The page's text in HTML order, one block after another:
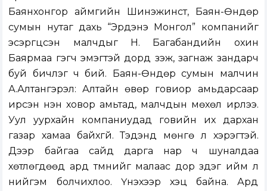
Баянхонгор аймгийн Шинэжинст, Баян-Өндөр
сумын нутаг дахь “Эрдэнэ Монгол” компанийг
эсэргүүцсэн малчдыг Н. Багабандийн охин
Баярмаа гэгч эмэгтэй дорд үзэж, загнаж зандарч
буй бичлэг ч бий. Баян-Өндөр сумын малчин
А.Алтангэрэл: Алтайн өвөр говиор амьдарсаар
ирсэн нэн ховор амьтад, малчдын мөхөл ирлээ.
Уул уурхайн компаниудад говийн их дархан
газар хамаа байхгүй. Тэдэнд мөнгө л хэрэгтэй.
Дээр байгаа сайд дарга нар ч шуналдаа
хөтлөгдөөд ард түмнийг малаас дор үздэг ийм л
нийгэм болчихлоо. Үнэхээр хэцүү байна. Ард